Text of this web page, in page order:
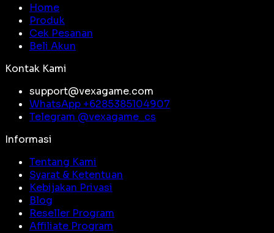
Home
Produk
Cek Pesanan
Beli Akun
Kontak Kami
support@vexagame.com
WhatsApp +6285385104907
Telegram @vexagame_cs
Informasi
Tentang Kami
Syarat & Ketentuan
Kebijakan Privasi
Blog
Reseller Program
Affiliate Program